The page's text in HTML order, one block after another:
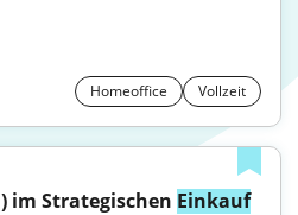
Homeoffice Vollzeit
im Strategischen Einkauf